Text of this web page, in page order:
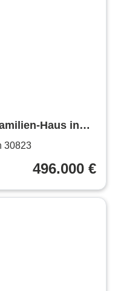
Haus in
30823
496.000 €